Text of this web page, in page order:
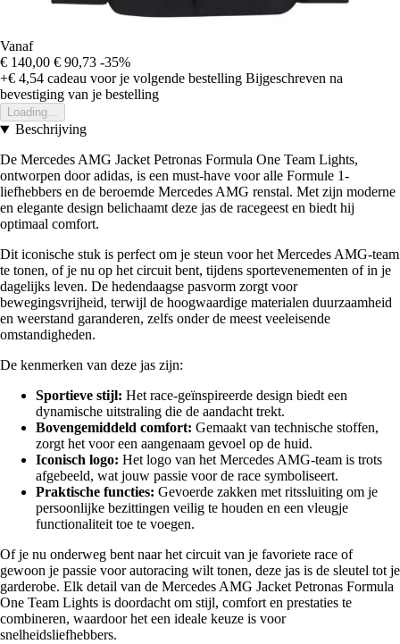
Vanaf
€ 140,00 € 90,73 -35%
+€ 4,54 cadeau voor je volgende bestelling Bijgeschreven na
bevestiging van je bestelling
Loading...
Beschrijving
De Mercedes AMG Jacket Petronas Formula One Team Lights,
ontworpen door adidas, is een must-have voor alle Formule 1-
liefhebbers en de beroemde Mercedes AMG renstal. Met zijn moderne
en elegante design belichaamt deze jas de racegeest en biedt hij
optimaal comfort.
Dit iconische stuk is perfect om je steun voor het Mercedes AMG-team
te tonen, of je nu op het circuit bent, tijdens sportevenementen of in je
dagelijks leven. De hedendaagse pasvorm zorgt voor
bewegingsvrijheid, terwijl de hoogwaardige materialen duurzaamheid
en weerstand garanderen, zelfs onder de meest veeleisende
omstandigheden.
De kenmerken van deze jas zijn:
Sportieve stijl: Het race-geïnspireerde design biedt een
dynamische uitstraling die de aandacht trekt.
Bovengemiddeld comfort: Gemaakt van technische stoffen,
zorgt het voor een aangenaam gevoel op de huid.
Iconisch logo: Het logo van het Mercedes AMG-team is trots
afgebeeld, wat jouw passie voor de race symboliseert.
Praktische functies: Gevoerde zakken met ritssluiting om je
persoonlijke bezittingen veilig te houden en een vleugje
functionaliteit toe te voegen.
Of je nu onderweg bent naar het circuit van je favoriete race of
gewoon je passie voor autoracing wilt tonen, deze jas is de sleutel tot je
garderobe. Elk detail van de Mercedes AMG Jacket Petronas Formula
One Team Lights is doordacht om stijl, comfort en prestaties te
combineren, waardoor het een ideale keuze is voor
snelheidsliefhebbers.